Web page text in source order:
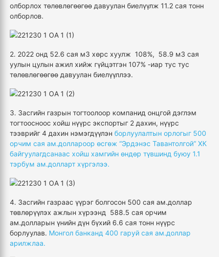
олборлох төлөвлөгөөгөө давуулан биелүүлж 11.2 сая тонн
олборлов.
2. 2022 онд 52.6 сая м3 хөрс хуулж 108%, 58.9 м3 сая
уулын цулын ажил хийж гүйцэтгэн 107% -иар тус тус
төлөвлөгөөгөө давуулан биелүүллээ.
3. Засгийн газрын тогтоолоор компанид онцгой дэглэм
тогтоосноос хойш нүүрс экспортыг 2 дахин, нүүрс
тээврийг 4 дахин нэмэгдүүлэн борлуулалтын орлогыг 500
орчим сая ам.доллароор өсгөж “Эрдэнэс Тавантолгой” ХК
байгуулагдсанаас хойш хамгийн өндөр түвшинд буюу 1.1
тэрбум ам.долларт хүргэлээ.
4. Засгийн газраас үүрэг болгосон 500 сая ам.доллар
төвлөрүүлэх ажлын хүрээнд 588.5 сая орчим
ам.долларын үнийн дүн бүхий 6.6 сая тонн нүүрс
борлуулав. Монгол банканд 400 гаруй сая ам.доллар
арилжлаа.